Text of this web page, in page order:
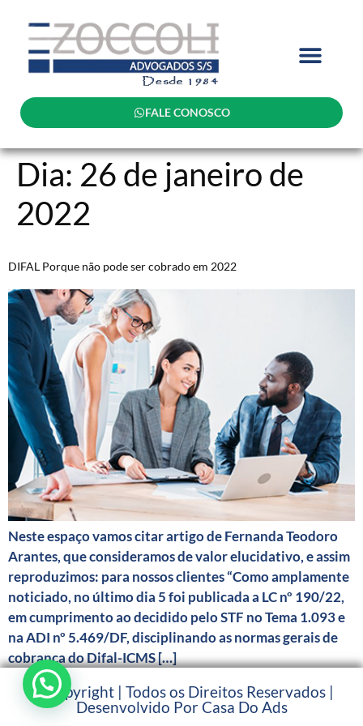
FALE CONOSCO
Dia: 26 de janeiro de
2022
DIFAL Porque não pode ser cobrado em 2022
Neste espaço vamos citar artigo de Fernanda Teodoro
Arantes, que consideramos de valor elucidativo, e assim
reproduzimos: para nossos clientes “Como amplamente
noticiado, no último dia 5 foi publicada a LC nº 190/22,
em cumprimento ao decidido pelo STF no Tema 1.093 e
na ADI nº 5.469/DF, disciplinando as normas gerais de
cobrança do Difal-ICMS […]
© Copyright | Todos os Direitos Reservados |
Desenvolvido Por Casa Do Ads